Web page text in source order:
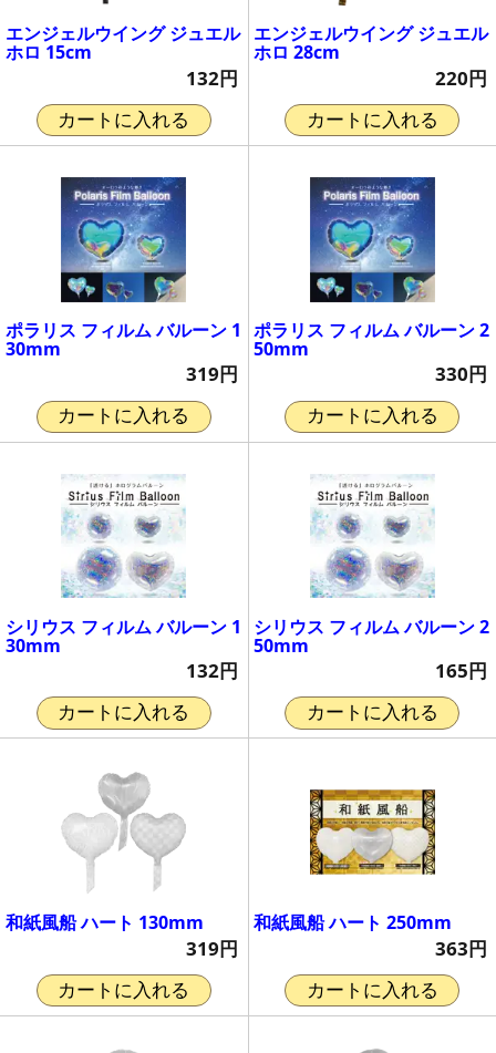
エンジェルウイング ジュエル
ホロ 15cm
132円
カートに入れる
エンジェルウイング ジュエル
ホロ 28cm
220円
カートに入れる
ポラリス フィルム バルーン 1
30mm
319円
カートに入れる
ポラリス フィルム バルーン 2
50mm
330円
カートに入れる
シリウス フィルム バルーン 1
30mm
132円
カートに入れる
シリウス フィルム バルーン 2
50mm
165円
カートに入れる
和紙風船 ハート 130mm
319円
カートに入れる
和紙風船 ハート 250mm
363円
カートに入れる